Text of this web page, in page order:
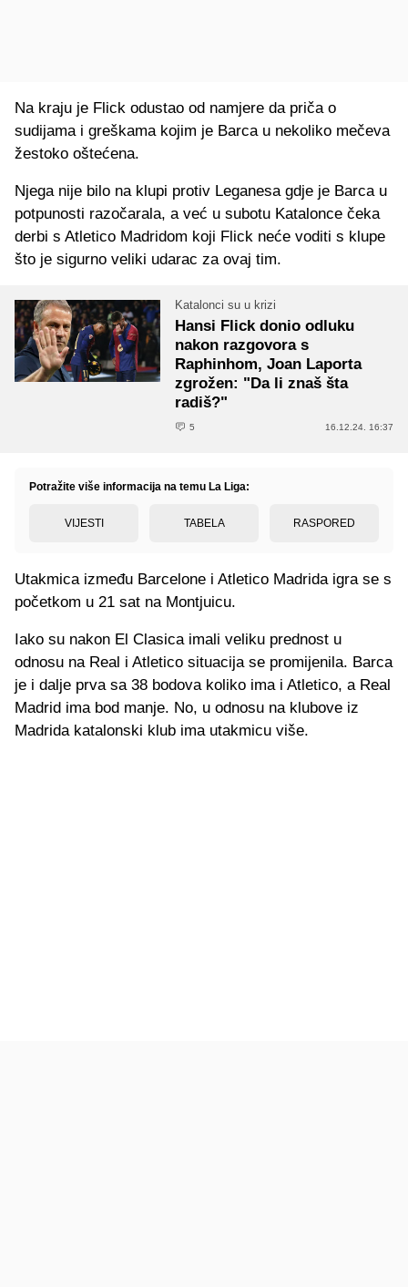
Na kraju je Flick odustao od namjere da priča o
sudijama i greškama kojim je Barca u nekoliko mečeva
žestoko oštećena.
Njega nije bilo na klupi protiv Leganesa gdje je Barca u
potpunosti razočarala, a već u subotu Katalonce čeka
derbi s Atletico Madridom koji Flick neće voditi s klupe
što je sigurno veliki udarac za ovaj tim.
Katalonci su u krizi
Hansi Flick donio odluku
nakon razgovora s
Raphinhom, Joan Laporta
zgrožen: "Da li znaš šta
radiš?"
5 16.12.24. 16:37
Potražite više informacija na temu La Liga:
VIJESTI TABELA RASPORED
Utakmica između Barcelone i Atletico Madrida igra se s
početkom u 21 sat na Montjuicu.
Iako su nakon El Clasica imali veliku prednost u
odnosu na Real i Atletico situacija se promijenila. Barca
je i dalje prva sa 38 bodova koliko ima i Atletico, a Real
Madrid ima bod manje. No, u odnosu na klubove iz
Madrida katalonski klub ima utakmicu više.